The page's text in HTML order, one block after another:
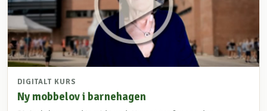
DIGITALT KURS
Ny mobbelov i barnehagen